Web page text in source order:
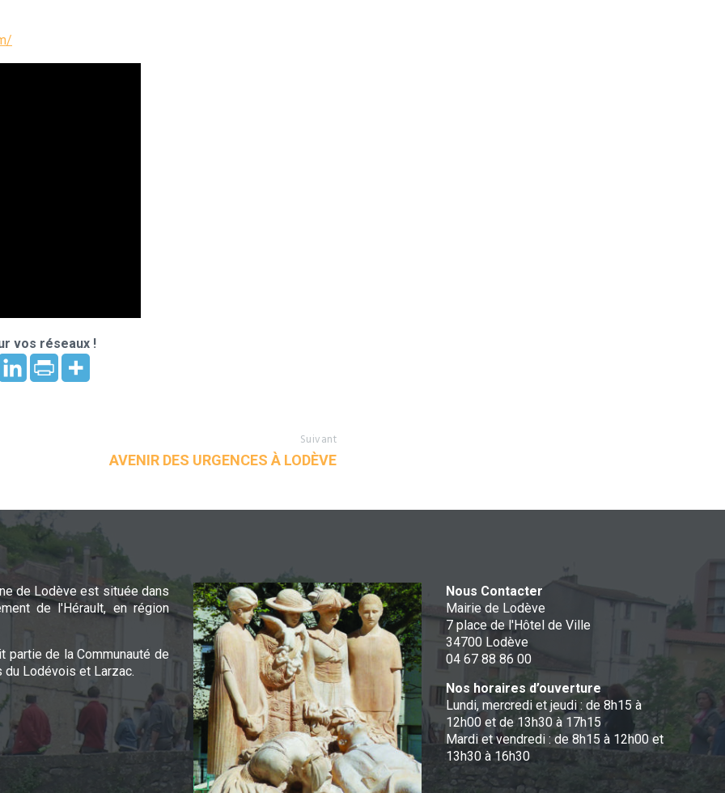
vos réseaux !
Suivant
AVENIR DES URGENCES À LODÈVE
de Lodève est située dans
de l'Hérault, en région
partie de la Communauté de
du Lodévois et Larzac.
Nous Contacter
Mairie de Lodève
7 place de l'Hôtel de Ville
34700 Lodève
04 67 88 86 00
Nos horaires d’ouverture
Lundi, mercredi et jeudi : de 8h15 à
12h00 et de 13h30 à 17h15
Mardi et vendredi : de 8h15 à 12h00 et
13h30 à 16h30